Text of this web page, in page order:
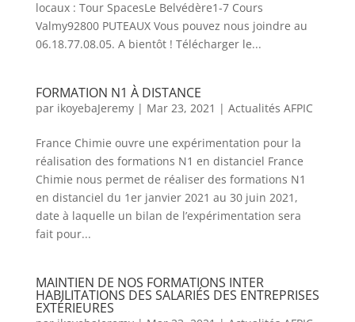
locaux : Tour SpacesLe Belvédère1-7 Cours
Valmy92800 PUTEAUX Vous pouvez nous joindre au
06.18.77.08.05. A bientôt ! Télécharger le...
FORMATION N1 À DISTANCE
par ikoyebaJeremy| Mar 23, 2021 | Actualités AFPIC
France Chimie ouvre une expérimentation pour la
réalisation des formations N1 en distanciel France
Chimie nous permet de réaliser des formations N1
en distanciel du 1er janvier 2021 au 30 juin 2021,
date à laquelle un bilan de l’expérimentation sera
fait pour...
MAINTIEN DE NOS FORMATIONS INTER
HABILITATIONS DES SALARIÉS DES ENTREPRISES
EXTÉRIEURES